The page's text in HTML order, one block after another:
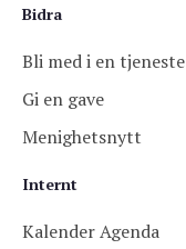
Bidra
Bli med i en tjeneste
Gi en gave
Menighetsnytt
Internt
Kalender Agenda